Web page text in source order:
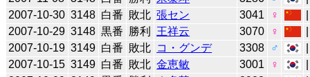
2007-10-30 3148 白番 敗北 張セン 3041 ♀
2007-10-29 3148 黒番 勝利 王祥云 3070 ♀
2007-10-19 3149 白番 敗北 コ・グンデ 3308 ♂
2007-10-15 3149 白番 敗北 金恵敏 3001 ♀